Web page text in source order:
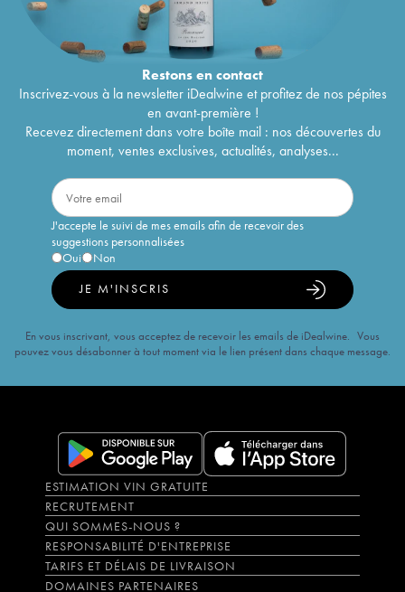
Restons encontact
Inscrivez-vous à la newsletter iDealwine et profitez de nos pépites
en avant-première !
Recevez directement dans votre boîte mail : nos découvertes du
moment, ventes exclusives, actualités, analyses...
J'accepte le suivi de mes emails afin de recevoir des
suggestions personnalisées
Oui
Non
JE M'INSCRIS
En vous inscrivant, vous acceptez de recevoir les emails de iDealwine. Vous
pouvez vous désabonner à tout moment via le lien présent dans chaque message.
ESTIMATION VIN GRATUITE
RECRUTEMENT
QUI SOMMES-NOUS ?
RESPONSABILITÉ D'ENTREPRISE
TARIFS ET DÉLAIS DE LIVRAISON
DOMAINES PARTENAIRES